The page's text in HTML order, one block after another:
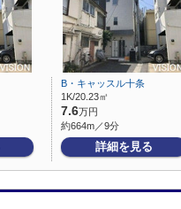
B・キャッスル十条
1K/20.23㎡
7.6万円
約664m／9分
詳細を見る